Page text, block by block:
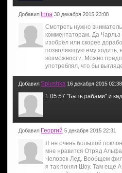
Добавил Inna 30 декабря 2015 23:08
Смотреть нужно
комментаторам. Да Чарльз
изобрёл или скорее
позволяющую ему ходить,
возможности. Можно
употреблял, что бы
Добавил Splushka 16 декабря 2015 02:38
1:05:57 "Быть рабами" и
Добавил Георгий 5 декабря 2015 22:31
Я не очень большой
мне нравится Отряд
Человек-Лед. Вообщем
я так понял Шоу. Там еще